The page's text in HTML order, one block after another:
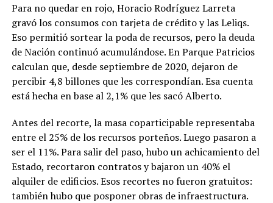
Para no quedar en rojo, Horacio Rodríguez Larreta
gravó los consumos con tarjeta de crédito y las Leliqs.
Eso permitió sortear la poda de recursos, pero la deuda
de Nación continuó acumulándose. En Parque Patricios
calculan que, desde septiembre de 2020, dejaron de
percibir 4,8 billones que les correspondían. Esa cuenta
está hecha en base al 2,1% que les sacó Alberto.
Antes del recorte, la masa coparticipable representaba
entre el 25% de los recursos porteños. Luego pasaron a
ser el 11%. Para salir del paso, hubo un achicamiento del
Estado, recortaron contratos y bajaron un 40% el
alquiler de edificios. Esos recortes no fueron gratuitos:
también hubo que posponer obras de infraestructura.